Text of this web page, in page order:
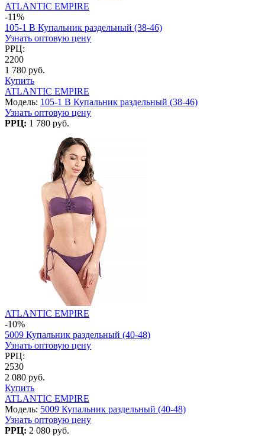
ATLANTIC EMPIRE
-11%
105-1 B Купальник раздельный (38-46)
Узнать оптовую цену
РРЦ:
2200
1 780 руб.
Купить
ATLANTIC EMPIRE
Модель: 105-1 B Купальник раздельный (38-46)
Узнать оптовую цену
РРЦ: 1 780 руб.
ATLANTIC EMPIRE
-10%
5009 Купальник раздельный (40-48)
Узнать оптовую цену
РРЦ:
2530
2 080 руб.
Купить
ATLANTIC EMPIRE
Модель: 5009 Купальник раздельный (40-48)
Узнать оптовую цену
РРЦ: 2 080 руб.